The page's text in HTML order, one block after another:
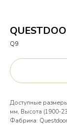
Q9
Доступные
мм, Высота (1900-
Фабрика: